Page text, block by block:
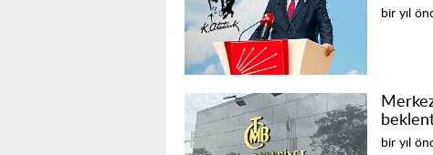
bir yıl
bir yıl